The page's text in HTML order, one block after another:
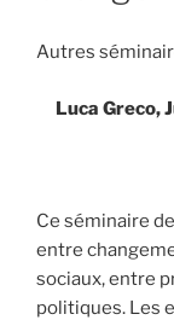
Autres
Luca Greco,
Ce séminaire
entre
sociaux, entre
politiques. Les